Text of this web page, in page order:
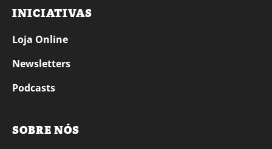
INICIATIVAS
Loja Online
Newsletters
Podcasts
SOBRE NÓS